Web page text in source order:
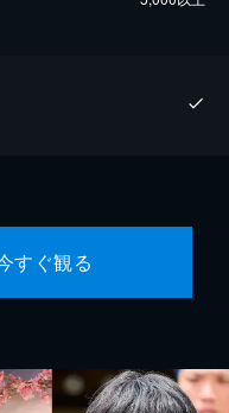
すぐ観る